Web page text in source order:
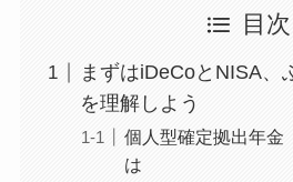
目次
まずはiDeCoとNISA、
を理解しよう
個人型確定拠出年金
は